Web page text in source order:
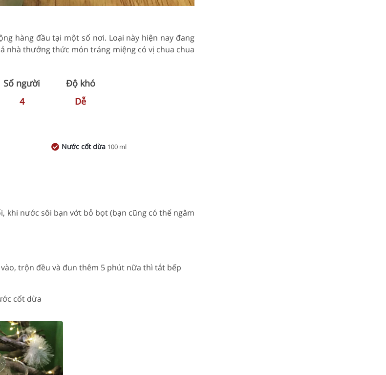
hàng đầu tại một số nơi. Loại này hiện nay đang
nhà thưởng thức món tráng miệng có vị chua chua
Số người
4
Độ khó
Dễ
Nước cốt dừa 100 ml
khi nước sôi bạn vớt bỏ bọt (bạn cũng có thể ngâm
trộn đều và đun thêm 5 phút nữa thì tắt bếp
cốt dừa